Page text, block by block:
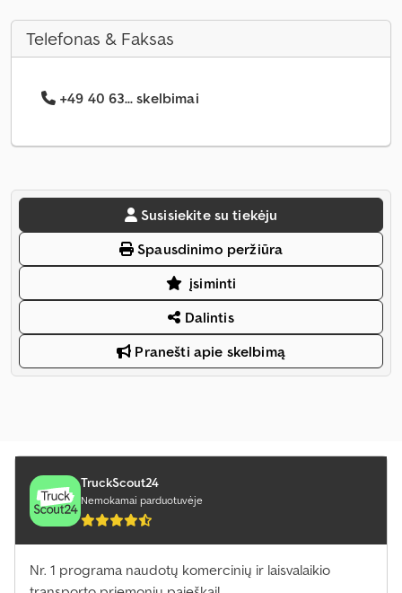
Telefonas & Faksas
+49 40 63... skelbimai
Susisiekite su tiekėju
Spausdinimo peržiūra
įsiminti
Dalintis
Pranešti apie skelbimą
TruckScout24
Nemokamai parduotuvėje
Nr. 1 programa naudotų komercinių ir laisvalaikio